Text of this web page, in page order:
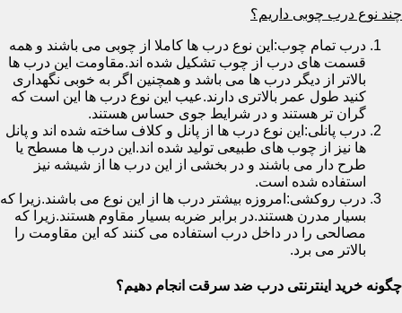
چند نوع درب چوبی داریم؟
درب تمام چوب:این نوع درب ها کاملا از چوبی می باشند و همه
قسمت های درب از چوب تشکیل شده اند.مقاومت این درب ها
بالاتر از دیگر درب ها می باشد و همچنین اگر به خوبی نگهداری
کنید طول عمر بالاتری دارند.عیب این نوع درب ها این است که
گران تر هستند و در شرایط جوی حساس هستند.
درب پانلی:این نوع درب ها از پانل و کلاف ساخته شده اند و پانل
ها نیز از چوب های طبیعی تولید شده اند.این درب ها مسطح یا
طرح دار می باشند و در بخشی از این درب ها از شیشه نیز
استفاده شده است.
درب روکشی:امروزه بیشتر درب ها از این نوع می باشند.زیرا که
بسیار مدرن هستند.در برابر ضربه بسیار مقاوم هستند.زیرا که
مصالحی را در داخل درب استفاده می کنند که این مقاومت را
بالاتر می برد.
چگونه خرید اینترنتی درب ضد سرقت انجام دهیم؟